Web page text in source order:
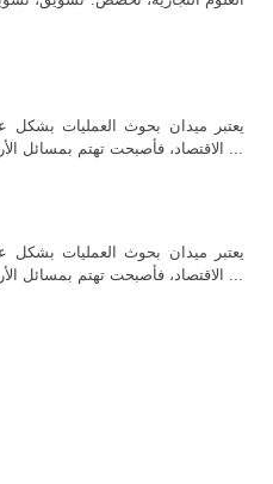
يعتبر ميدان بحوث العمليات بشكل
الاقتصاد، فأصبحت تهتم بمسائل الأرباح والتكاليف في المؤسسات الربحية، وتعنى بكيفية نقل السلع من وإلى الجهات المعينة ...
يعتبر ميدان بحوث العمليات بشكل
الاقتصاد، فأصبحت تهتم بمسائل الأرباح والتكاليف في المؤسسات الربحية، وتعنى بكيفية نقل السلع من وإلى الجهات المعينة ...